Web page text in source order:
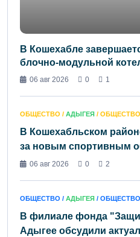
В Кошехабле
блочно‑модульной
06 авг 2026 0 1
ОБЩЕСТВО / АДЫГЕЯ / ОБЩЕСТВО
В Кошехабльском
за новым спортивным
06 авг 2026 0 2
ОБЩЕСТВО / АДЫГЕЯ / ОБЩЕСТВО
В филиале фонда
Адыгее обсудили